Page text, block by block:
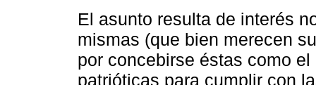
El asunto resulta de interés
mismas (que bien merecen
por concebirse éstas como
patrióticas para cumplir con